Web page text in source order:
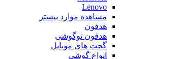
Lenovo
مشاهده موارد بیشتر
هدفون
هدفون توگوشی
گجت های موبایل
انواع گوشی